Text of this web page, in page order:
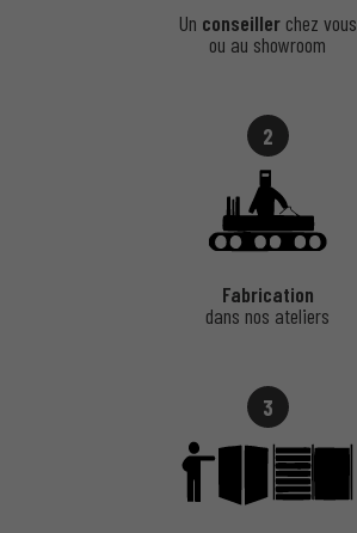
Un conseillerchez vous
ou au showroom
2
Fabrication
dans nos ateliers
3